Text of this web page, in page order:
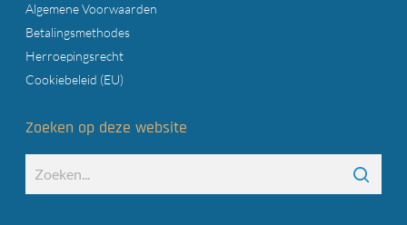
Algemene Voorwaarden
Betalingsmethodes
Herroepingsrecht
Cookiebeleid (EU)
Zoeken op deze website